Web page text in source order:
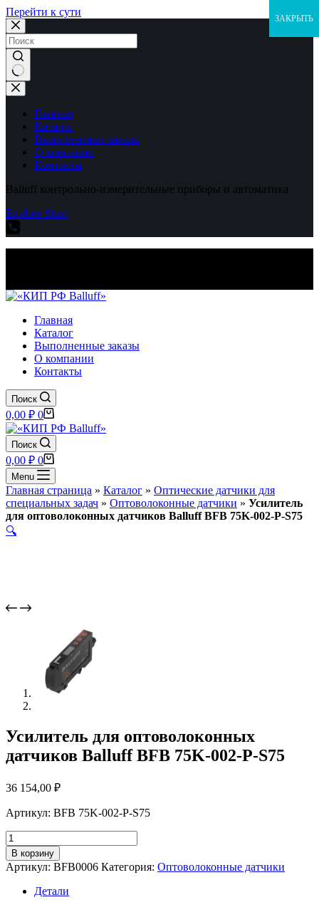
Перейти к сути
Ничего
не
найденоГлавная
Каталог
Выполненные заказы
О компании
Контакты
Balluff контрольно-измерительные приборы и автоматика
Explore Shop
Главная
Каталог
Выполненные заказы
О компании
Контакты
Поиск
Корзина
0,00 ₽ 0
Поиск
Корзина
0,00 ₽ 0
Menu
Главная страница » Каталог » Оптические датчики для
специальных задач » Оптоволоконные датчики » Усилитель
для оптоволоконных датчиков Balluff BFB 75K-002-P-S75
🔍
Усилитель для оптоволоконных
датчиков Balluff BFB 75K-002-P-S75
36 154,00 ₽
Артикул: BFB 75K-002-P-S75
Количество
товара
Усилитель
для
оптоволоконных
датчиков
В корзину
Артикул: BFB0006 Категория: Оптоволоконные датчики
Детали
ЗАКРЫТЬ